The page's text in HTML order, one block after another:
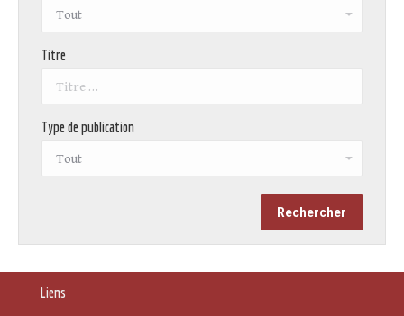
Titre
Type de publication
Liens